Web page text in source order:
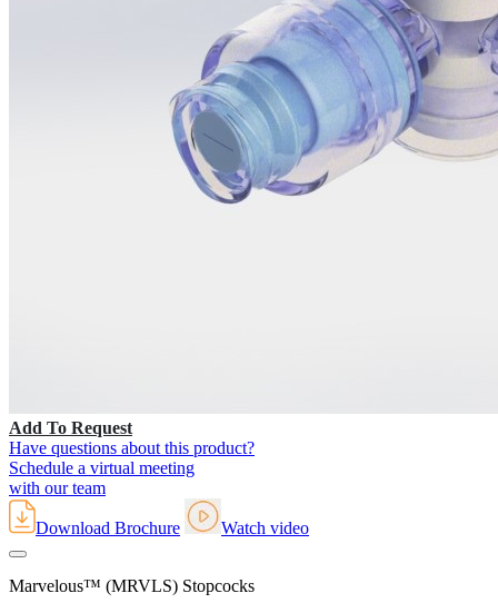
Add To Request
Have questions about this product?
Schedule a virtual meeting
with our team
Download Brochure Watch video
Marvelous™ (MRVLS) Stopcocks